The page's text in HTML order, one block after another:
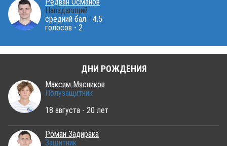
Нападающий
средний бал - 4.5
голосов - 2
ДНИ РОЖДЕНИЯ
Максим Мясников
Полузащитник
18 августа - 20 лет
Роман Задирака
Защитник